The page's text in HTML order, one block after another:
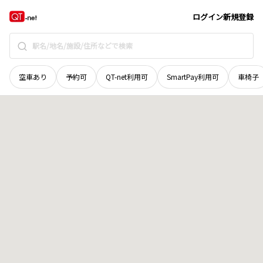
ログイン新規登録
空車あり 予約可 QT-net利用可 SmartPay利用可 車椅子
富山県